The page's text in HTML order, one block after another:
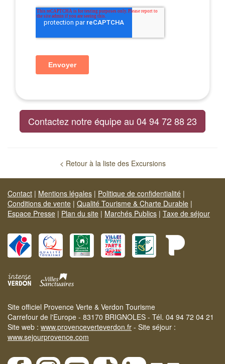
Contactez notre équipe au 04 94 72 88 23
< Retour à la liste des Excursions
Contact | Mentions légales | Politique de confidentialité |
Conditions de vente | Qualité Tourisme & Charte Durable |
Espace Presse | Plan du site | Marchés Publics | Taxe de séjour
Site officiel Provence Verte & Verdon Tourisme
Carrefour de l'Europe - 83170 BRIGNOLES - Tél. 04 94 72 04 21
Site web : www.provenceverteverdon.fr - Site séjour :
www.sejourprovence.com